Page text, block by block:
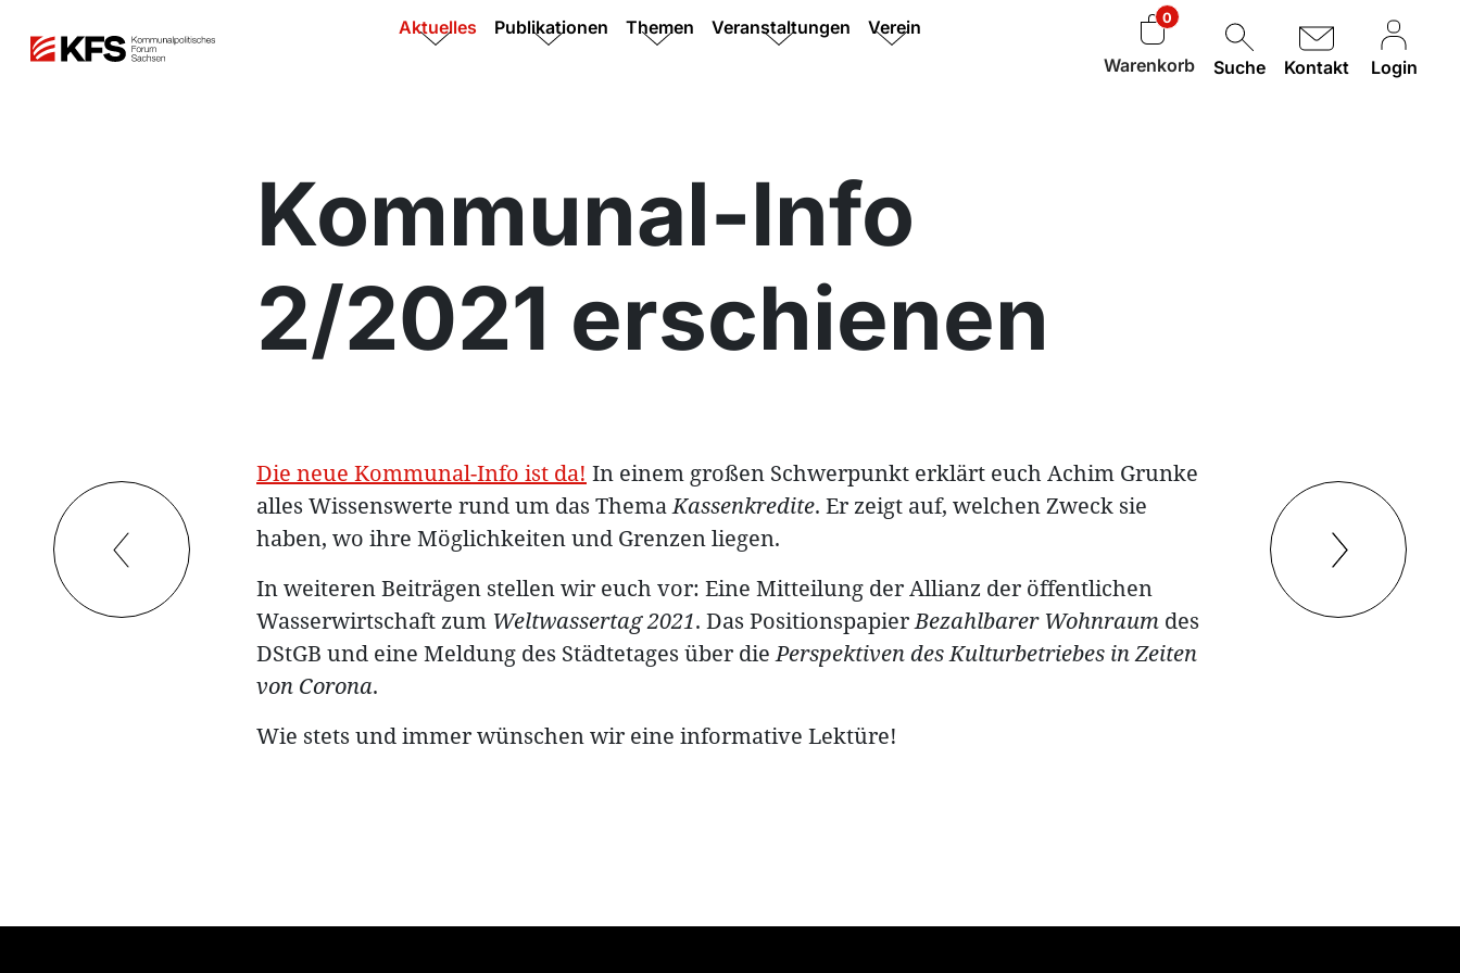
Aktuelles Publikationen Themen Veranstaltungen Verein 0
Warenkorb Suche Kontakt Login
Kommunal-Info
2/2021 erschienen
Die neue Kommunal-Info ist da! In einem großen Schwerpunkt erklärt euch Achim Grunke
alles Wissenswerte rund um das ThemaKassenkredite. Er zeigt auf, welchen Zweck sie
haben, wo ihre Möglichkeiten und Grenzen liegen.
In weiteren Beiträgen stellen wir euch vor: Eine Mitteilung der Allianz der öffentlichen
Wasserwirtschaft zum Weltwassertag 2021. Das PositionspapierBezahlbarer Wohnraum des
DStGB und eine Meldung des Städtetages über diePerspektiven des Kulturbetriebes in Zeiten
von Corona.
Wie stets und immer wünschen wir eine informative Lektüre!